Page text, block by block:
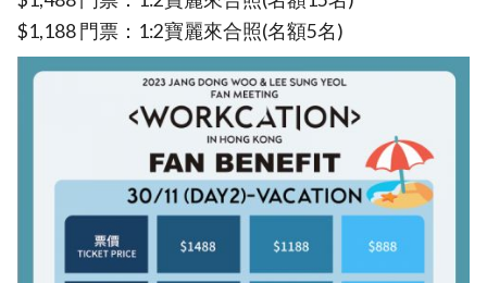
$1,188 門票：1:2寶麗來合照(名額5名)